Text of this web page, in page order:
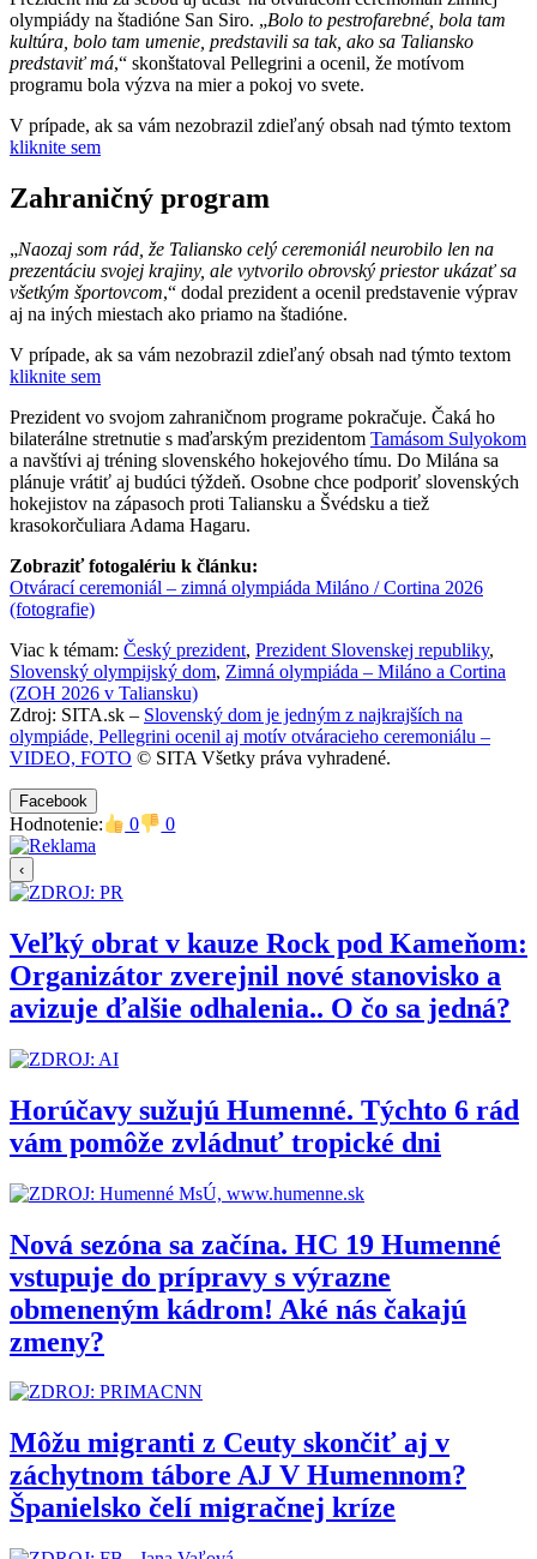
olympiády na štadióne San Siro. „Bolo to pestrofarebné, bola tam
kultúra, bolo tam umenie, predstavili sa tak, ako sa Taliansko
predstaviť má,“ skonštatoval Pellegrini a ocenil, že motívom
programu bola výzva na mier a pokoj vo svete.
V prípade, ak sa vám nezobrazil zdieľaný obsah nad týmto textom
kliknite sem
Zahraničný program
„Naozaj som rád, že Taliansko celý ceremoniál neurobilo len na
prezentáciu svojej krajiny, ale vytvorilo obrovský priestor ukázať sa
všetkým športovcom,“ dodal prezident a ocenil predstavenie výprav
aj na iných miestach ako priamo na štadióne.
V prípade, ak sa vám nezobrazil zdieľaný obsah nad týmto textom
kliknite sem
Prezident vo svojom zahraničnom programe pokračuje. Čaká ho
bilaterálne stretnutie s maďarským prezidentom Tamásom Sulyokom
a navštívi aj tréning slovenského hokejového tímu. Do Milána sa
plánuje vrátiť aj budúci týždeň. Osobne chce podporiť slovenských
hokejistov na zápasoch proti Taliansku a Švédsku a tiež
krasokorčuliara Adama Hagaru.
Zobraziť fotogalériu k článku:
Otvárací ceremoniál – zimná olympiáda Miláno / Cortina 2026
(fotografie)
Viac k témam: Český prezident, Prezident Slovenskej republiky,
Slovenský olympijský dom, Zimná olympiáda – Miláno a Cortina
(ZOH 2026 v Taliansku)
Zdroj: SITA.sk – Slovenský dom je jedným z najkrajších na
olympiáde, Pellegrini ocenil aj motív otváracieho ceremoniálu –
VIDEO, FOTO © SITA Všetky práva vyhradené.
Facebook
Hodnotenie: 0 0
‹
Veľký obrat v kauze Rock pod Kameňom:
Organizátor zverejnil nové stanovisko a
avizuje ďalšie odhalenia.. O čo sa jedná?
Horúčavy sužujú Humenné. Týchto 6 rád
vám pomôže zvládnuť tropické dni
Nová sezóna sa začína. HC 19 Humenné
vstupuje do prípravy s výrazne
obmeneným kádrom! Aké nás čakajú
zmeny?
Môžu migranti z Ceuty skončiť aj v
záchytnom tábore AJ V Humennom?
Španielsko čelí migračnej kríze